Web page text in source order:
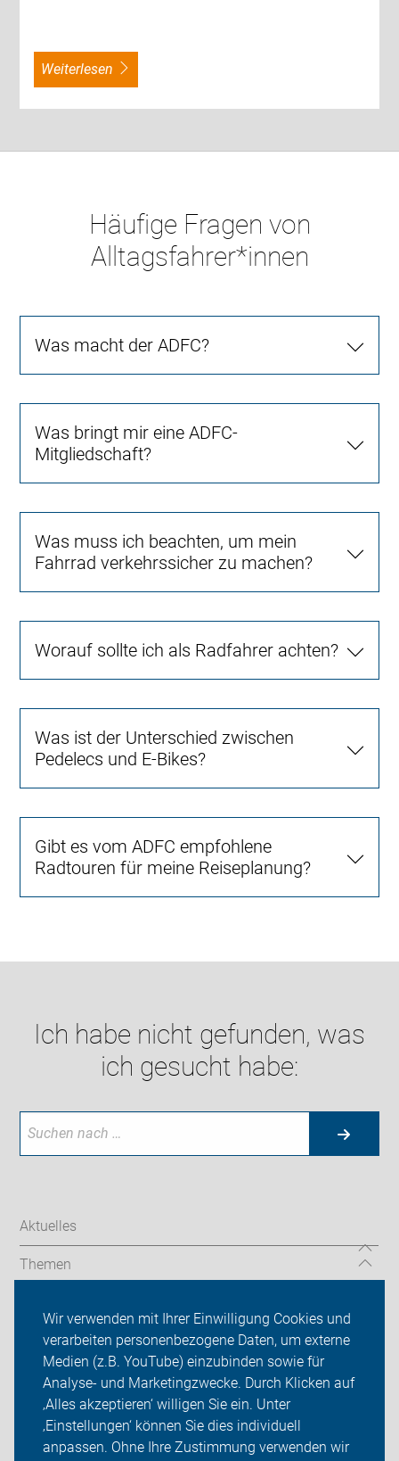
Wir verwenden mit Ihrer Einwilligung Cookies und
verarbeiten personenbezogene Daten, um externe
Medien (z.B. YouTube) einzubinden sowie für
Analyse- und Marketingzwecke. Durch Klicken auf
‚Alles akzeptieren‘ willigen Sie ein. Unter
‚Einstellungen‘ können Sie dies individuell
anpassen. Ohne Ihre Zustimmung verwenden wir
weiterlesen
Häufige Fragen von
Alltagsfahrer*innen
Was macht der ADFC?
Was bringt mir eine ADFC-
Mitgliedschaft?
Was muss ich beachten, um mein
Fahrrad verkehrssicher zu machen?
Worauf sollte ich als Radfahrer achten?
Was ist der Unterschied zwischen
Pedelecs und E-Bikes?
Gibt es vom ADFC empfohlene
Radtouren für meine Reiseplanung?
Ich habe nicht gefunden, was
ich gesucht habe:
Aktuelles
Themen
Presse
ADFC Lippe
Sei dabei